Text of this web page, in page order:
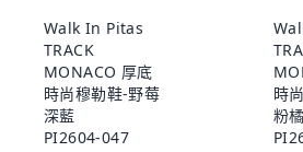
Walk In Pitas
TRACK
MONACO 厚底
時尚穆勒鞋-野莓
深藍
PI2604-047
時
粉橘